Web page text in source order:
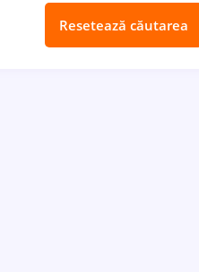
Resetează căutarea